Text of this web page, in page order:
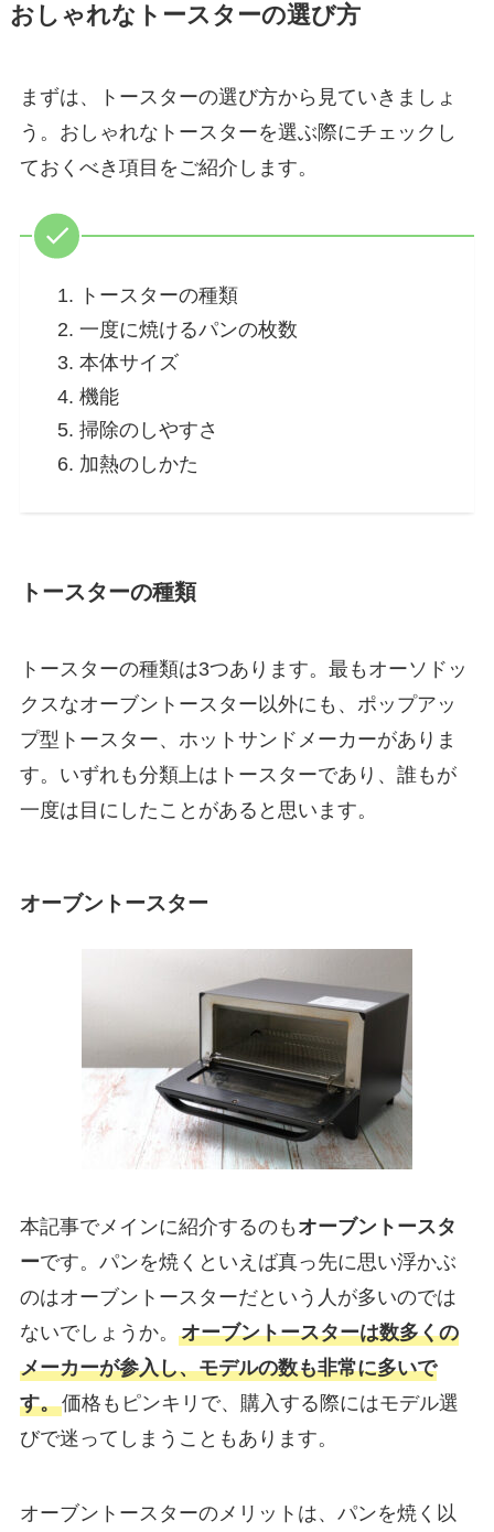
おしゃれなトースターの選び方
まずは、トースターの選び方から見ていきましょ
う。おしゃれなトースターを選ぶ際にチェックし
ておくべき項目をご紹介します。
トースターの種類
一度に焼けるパンの枚数
本体サイズ
機能
掃除のしやすさ
加熱のしかた
トースターの種類
トースターの種類は3つあります。最もオーソドッ
クスなオーブントースター以外にも、ポップアッ
プ型トースター、ホットサンドメーカーがありま
す。いずれも分類上はトースターであり、誰もが
一度は目にしたことがあると思います。
オーブントースター
本記事でメインに紹介するのも オーブントースタ
ーです。パンを焼くといえば真っ先に思い浮かぶ
のはオーブントースターだという人が多いのでは
ないでしょうか。 オーブントースターは数多くの
メーカーが参入し、モデルの数も非常に多いで
す。価格もピンキリで、購入する際にはモデル選
びで迷ってしまうこともあります。
オーブントースターのメリットは、パンを焼く以